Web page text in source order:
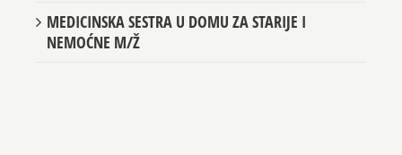
MEDICINSKA SESTRA U DOMU ZA STARIJE I
NEMOĆNE M/Ž